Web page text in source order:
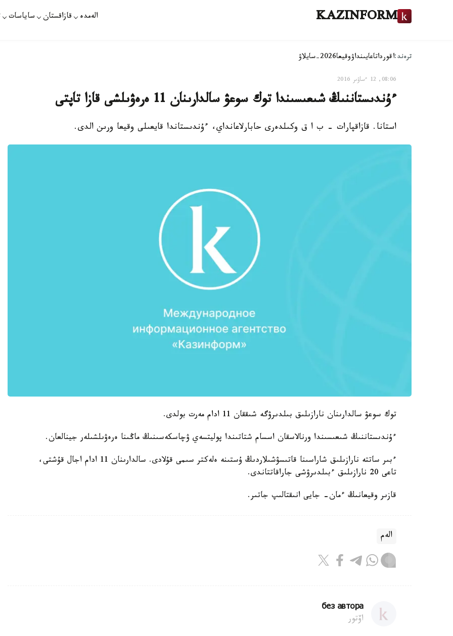
KAZINFORM الەمدە قازاقستان ساياسات
ترەند:اقورداتاعايىنداۋوقيعا2026-سايلاۋ
08:06, 12 ءساۋىر 2016
ءۇندىستاننىڭ شىعىسىندا توك سوعۋ سالدارىنان 11 ەرەۋىلشى قازا تاپتى
استانا. قازاقپارات - ب ا ق وكىلدەرى حابارلاعانداي، ءۇندىستاندا قايعىلى وقيعا ورىن الدى.
توك سوعۋ سالدارىنان نارازىلىق بىلدىرۋگە شىققان 11 ادام مەرت بولدى.
ءۇندىستاننىڭ شىعىسىندا ورنالاسقان اسسام شتاتىندا پوليتسەي ۋچاسكەسىنىڭ ماڭىنا ەرەۋىلشىلەر جينالعان.
ءبىر ساتتە نارازىلىق شاراسىنا قاتىسۋشىلاردىڭ ۇستىنە ەلەكتر سىمى قۇلادى. سالدارىنان 11 ادام اجال قۇشتى،
تاعى 20 نارازىلىق ءبىلدىرۋشى جاراقاتتاندى.
قازىر وقيعانىڭ ءمان- جايى انىقتالىپ جاتىر.
الەم
без автора
اۆتور